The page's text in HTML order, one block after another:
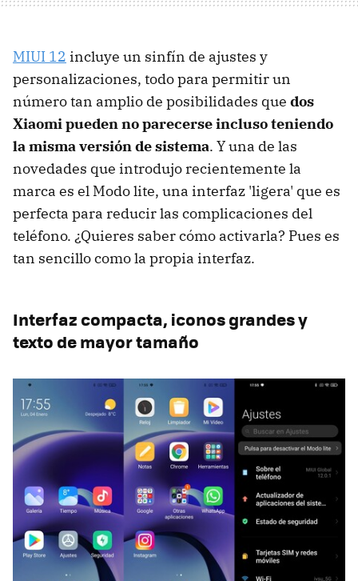
MIUI 12 incluye un sinfín de ajustes y
personalizaciones, todo para permitir un
número tan amplio de posibilidades que dos
Xiaomi pueden no parecerse incluso teniendo
la misma versión de sistema. Y una de las
novedades que introdujo recientemente la
marca es el Modo lite, una interfaz 'ligera' que es
perfecta para reducir las complicaciones del
teléfono. ¿Quieres saber cómo activarla? Pues es
tan sencillo como la propia interfaz.
Interfaz compacta, iconos grandes y
texto de mayor tamaño